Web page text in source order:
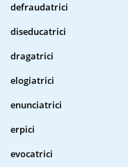
defraudatrici
diseducatrici
dragatrici
elogiatrici
enunciatrici
erpici
evocatrici